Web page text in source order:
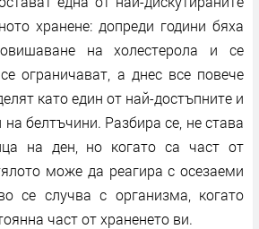
хранене: допреди години бяха
на холестерола и се
ограничават, а днес все повече
като един от най-достъпните и
белтъчини. Разбира се, не става
на ден, но когато са част от
може да реагира с осезаеми
се случва с организма, когато
част от храненето ви.